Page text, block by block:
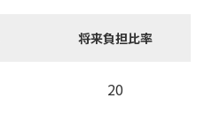
将来負担比率
20